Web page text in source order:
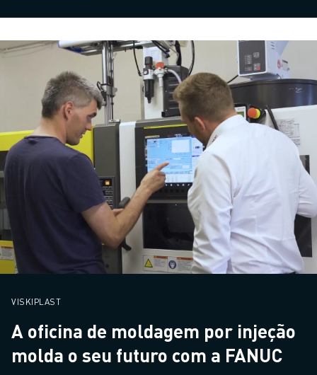
VISKIPLAST
A oficina de moldagem por injeção
molda o seu futuro com a FANUC